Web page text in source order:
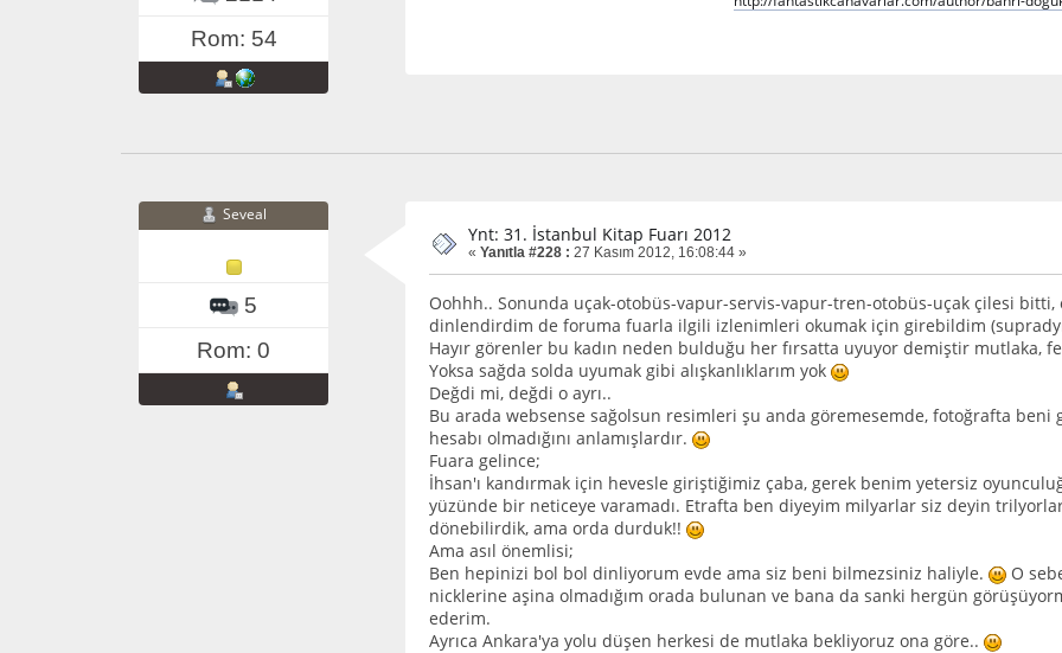
Rom: 54
Seveal
5
Rom: 0
Ynt: 31. İstanbul Kitap Fuarı 2012
« Yanıtla #228 : 27 Kasım 2012, 16:08:44 »
Oohhh.. Sonunda uçak-otobüs-vapur-servis-vapur-tren-otobüs-uçak çilesi
dinlendirdim de foruma fuarla ilgili izlenimleri okumak için girebildim
Hayır görenler bu kadın neden bulduğu her fırsatta uyuyor demiştir mutlaka,
Yoksa sağda solda uyumak gibi alışkanlıklarım yok
Değdi mi, değdi o ayrı..
Bu arada websense sağolsun resimleri şu anda göremesemde, fotoğrafta beni
hesabı olmadığını anlamışlardır.
Fuara gelince;
İhsan'ı kandırmak için hevesle giriştiğimiz çaba, gerek benim yetersiz
yüzünde bir neticeye varamadı. Etrafta ben diyeyim milyarlar siz deyin
dönebilirdik, ama orda durduk!!
Ama asıl önemlisi;
Ben hepinizi bol bol dinliyorum evde ama siz beni bilmezsiniz haliyle.
O
nicklerine aşina olmadığım orada bulunan ve bana da sanki hergün
ederim.
Ayrıca Ankara'ya yolu düşen herkesi de mutlaka bekliyoruz ona göre..